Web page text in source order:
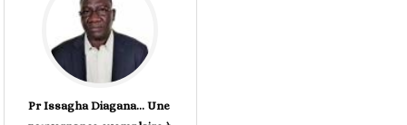
Pr Issagha Diagana… Une